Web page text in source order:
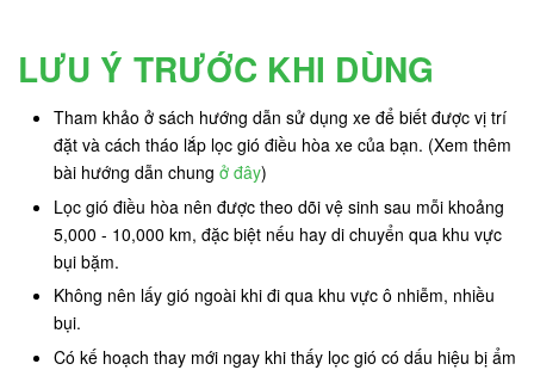
LƯU Ý TRƯỚC KHI DÙNG
Tham khảo ở sách hướng dẫn sử dụng xe để biết được vị trí
đặt và cách tháo lắp lọc gió điều hòa xe của bạn. (Xem thêm
bài hướng dẫn chung ở đây)
Lọc gió điều hòa nên được theo dõi vệ sinh sau mỗi khoảng
5,000 - 10,000 km, đặc biệt nếu hay di chuyển qua khu vực
bụi bặm.
Không nên lấy gió ngoài khi đi qua khu vực ô nhiễm, nhiều
bụi.
Có kế hoạch thay mới ngay khi thấy lọc gió có dấu hiệu bị ẩm